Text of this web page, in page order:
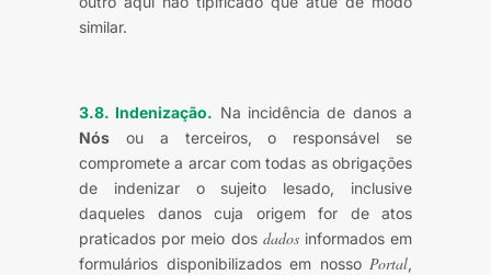
similar.
3.8. Indenização. Na incidência de danos a
Nós ou a terceiros, o responsável se
compromete a arcar com todas as obrigações
de indenizar o sujeito lesado, inclusive
daqueles danos cuja origem for de atos
praticados por meio dos dadosinformados em
formulários disponibilizados em nosso Portal,